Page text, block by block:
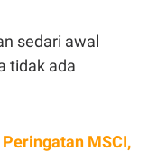
sedari awal
tidak ada
MSCI,